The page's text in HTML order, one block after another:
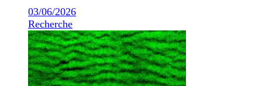
03/06/2026
Recherche